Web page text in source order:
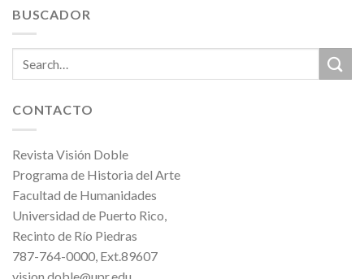
BUSCADOR
CONTACTO
Revista Visión Doble
Programa de Historia del Arte
Facultad de Humanidades
Universidad de Puerto Rico,
Recinto de Río Piedras
787-764-0000, Ext.89607